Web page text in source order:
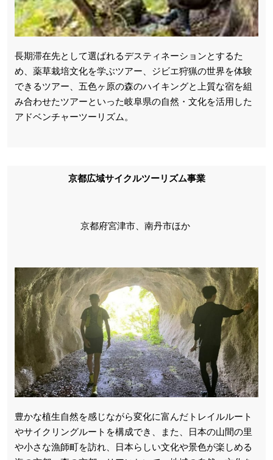
長期滞在先として選ばれるデスティネーションとするた
め、薬草栽培文化を学ぶツアー、ジビエ狩猟の世界を体験
できるツアー、五色ヶ原の森のハイキングと上質な宿を組
み合わせたツアーといった岐阜県の自然・文化を活用した
アドベンチャーツーリズム。
京都広域サイクルツーリズム事業
京都府宮津市、南丹市ほか
豊かな植生自然を感じながら変化に富んだトレイルルート
やサイクリングルートを構成でき、また、日本の山間の里
や小さな漁師町を訪れ、日本らしい文化や景色が楽しめる